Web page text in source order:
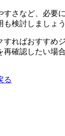
すさなど、必要
検討しましょう
すればおすすめ
再確認したい場
る